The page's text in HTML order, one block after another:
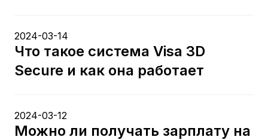
2024-03-14
Что такое система Visa 3D
Secure и как она работает
2024-03-12
Можно ли получать зарплату на